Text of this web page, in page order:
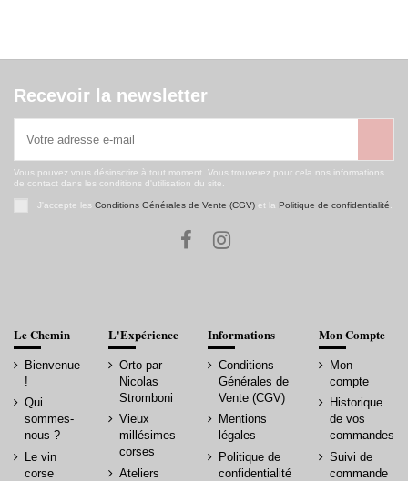
Recevoir la newsletter
Vous pouvez vous désinscrire à tout moment. Vous trouverez pour cela nos informations
de contact dans les conditions d'utilisation du site.
J'accepte les Conditions Générales de Vente (CGV)et la Politique de confidentialité
Le Chemin
Bienvenue
!
Qui
sommes-
nous ?
Le vin
corse
L'Expérience
Orto par
Nicolas
Stromboni
Vieux
millésimes
corses
Ateliers
Informations
Conditions
Générales de
Vente (CGV)
Mentions
légales
Politique de
confidentialité
Mon Compte
Mon
compte
Historique
de vos
commandes
Suivi de
commande